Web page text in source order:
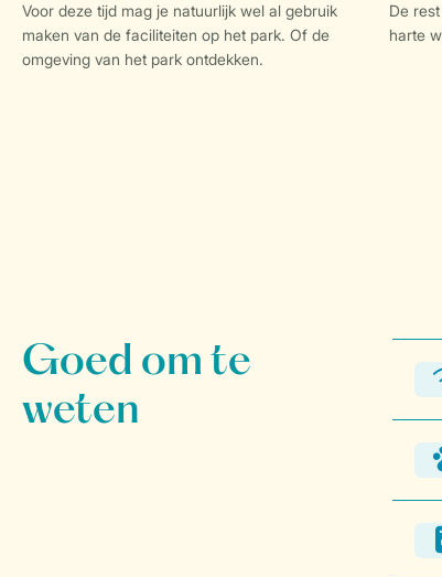
Voor deze tijd mag je natuurlijk wel al gebruik
maken van de faciliteiten op het park. Of de
omgeving van het park ontdekken.
De
harte